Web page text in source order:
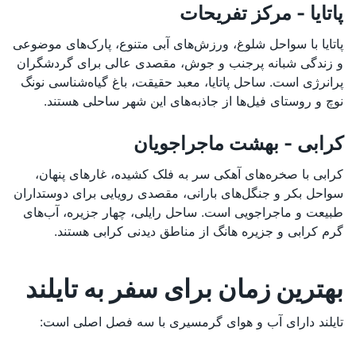
پاتایا - مرکز تفریحات
پاتایا با سواحل شلوغ، ورزش‌های آبی متنوع، پارک‌های موضوعی
و زندگی شبانه پرجنب و جوش، مقصدی عالی برای گردشگران
پرانرژی است. ساحل پاتایا، معبد حقیقت، باغ گیاه‌شناسی نونگ
نوچ و روستای فیل‌ها از جاذبه‌های این شهر ساحلی هستند.
کرابی - بهشت ماجراجویان
کرابی با صخره‌های آهکی سر به فلک کشیده، غارهای پنهان،
سواحل بکر و جنگل‌های بارانی، مقصدی رویایی برای دوستداران
طبیعت و ماجراجویی است. ساحل رایلی، چهار جزیره، آب‌های
گرم کرابی و جزیره هانگ از مناطق دیدنی کرابی هستند.
بهترین زمان برای سفر به تایلند
تایلند دارای آب و هوای گرمسیری با سه فصل اصلی است: